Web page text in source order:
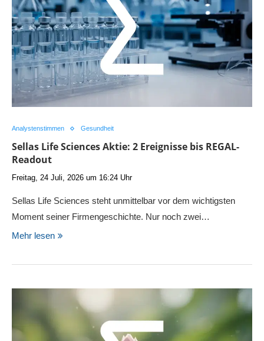
Analystenstimmen Gesundheit
Sellas Life Sciences Aktie: 2 Ereignisse bis REGAL-
Readout
Freitag, 24 Juli, 2026 um 16:24 Uhr
Sellas Life Sciences steht unmittelbar vor dem wichtigsten
Moment seiner Firmengeschichte. Nur noch zwei…
Mehr lesen